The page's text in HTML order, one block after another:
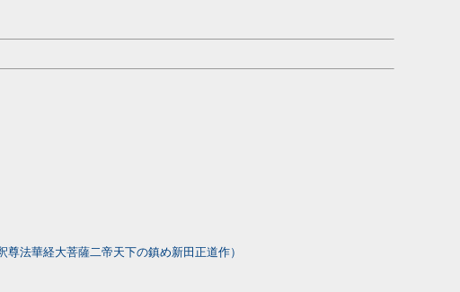
法華経大菩薩二帝天下の鎮め新田正道作）